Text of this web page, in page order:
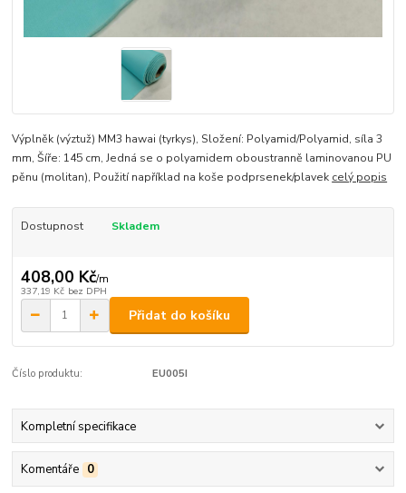
Výplněk (výztuž) MM3 hawai (tyrkys), Složení: Polyamid/Polyamid, síla 3
mm, Šíře: 145 cm, Jedná se o polyamidem oboustranně laminovanou PU
pěnu (molitan), Použití například na koše podprsenek/plavek celý popis
Dostupnost Skladem
408,00 Kč/m
337,19 Kč bez DPH
Přidat do košíku
Číslo produktu: EU005I
Kompletní specifikace
Komentáře 0